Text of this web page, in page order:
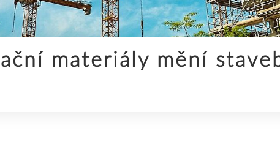
SPOLEČNOST
STAVEBNICTVÍ
materiály mění